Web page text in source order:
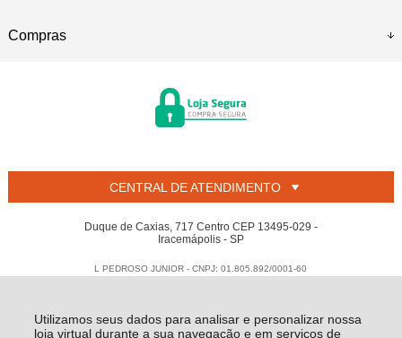
Utilizamos seus dados para analisar e personalizar nossa
loja virtual durante a sua navegação e em serviços de
Compras
CENTRAL DE ATENDIMENTO
Duque de Caxias, 717 Centro CEP 13495-029 -
Iracemápolis - SP
L PEDROSO JUNIOR - CNPJ: 01.805.892/0001-60